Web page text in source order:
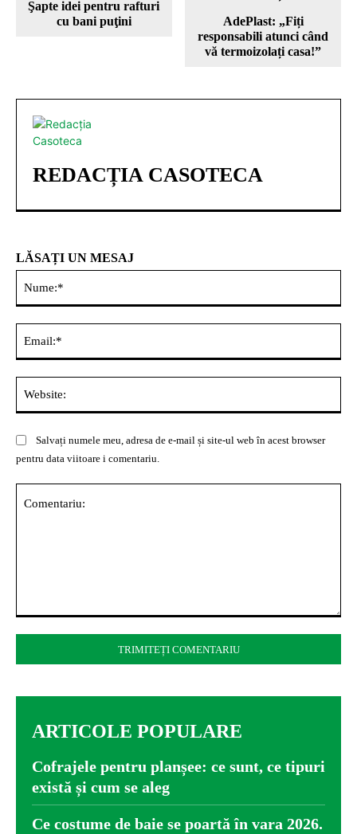
Şapte idei pentru rafturi
cu bani puţini
AdePlast: „Fiți
responsabili atunci când
vă termoizolați casa!”
REDACȚIA CASOTECA
LĂSAȚI UN MESAJ
Salvați numele meu, adresa de e-mail și site-ul web în acest browser
pentru data viitoare i comentariu.
ARTICOLE POPULARE
Cofrajele pentru planșee: ce sunt, ce tipuri
există și cum se aleg
Ce costume de baie se poartă în vara 2026.